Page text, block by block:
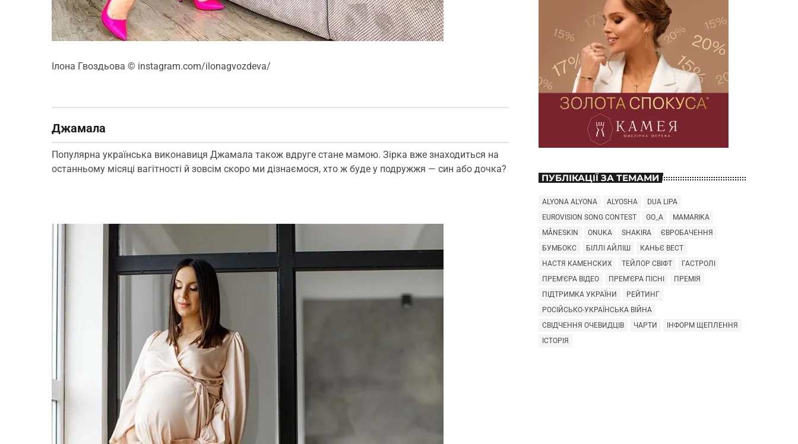
Ілона Гвоздьова © instagram.com/ilonagvozdeva/
Джамала
Популярна українська виконавиця Джамала також вдруге стане мамою. Зірка вже знаходиться на
останньому місяці вагітності й зовсім скоро ми дізнаємося, хто ж буде у подружжя — син або дочка?
ПУБЛІКАЦІЇ ЗА ТЕМАМИ
ALYONA ALYONA ALYOSHA
DUA LIPA
EUROVISION SONG CONTEST
GO_A
MAMARIKA
MÅNESKIN
ONUKA SHAKIRA
ЄВРОБАЧЕННЯ
БУМБОКС
БІЛЛІ АЙЛІШ
КАНЬЄ ВЕСТ
НАСТЯ КАМЕНСКИХ
ТЕЙЛОР СВІФТ
ГАСТРОЛІ
ПРЕМ'ЄРА ВІДЕО
ПРЕМ'ЄРА ПІСНІ
ПРЕМІЯ
ПІДТРИМКА УКРАЇНИ
РЕЙТИНГ
РОСІЙСЬКО-УКРАЇНСЬКА ВІЙНА
СВІДЧЕННЯ ОЧЕВИДЦІВ
ЧАРТИ
ІНФОРМ ЩЕПЛЕННЯ
ІСТОРІЯ